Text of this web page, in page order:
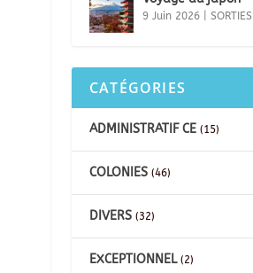
9 Juin 2026
CATÉGORIES
ADMINISTRATIF CE (15)
COLONIES (46)
DIVERS (32)
EXCEPTIONNEL(2)